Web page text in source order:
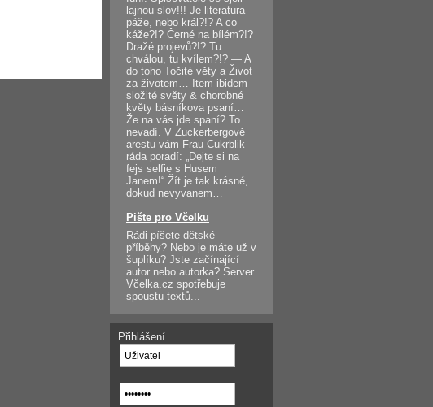
lajnou slov!!! Je literatura
páže, nebo král?!? A co
káže?!? Černé na bílém?!?
Dražé projevů?!? Tu
chválou, tu kvílem?!? — A
do toho Točité věty a Život
za životem… Item ibidem
složité světy & chorobné
květy básníkova psaní…
Že na vás jde spaní? To
nevadí. V Zuckerbergově
arestu vám Frau Cukrblik
ráda poradí: „Dejte si na
fejs selfie s Husem
Janem!“ Žít je tak krásné,
dokud nevyvanem…
Pište pro Včelku
Rádi píšete dětské
příběhy? Nebo je máte už v
šuplíku? Jste začínající
autor nebo autorka? Server
Včelka.cz spotřebuje
spoustu textů...
Přihlášení